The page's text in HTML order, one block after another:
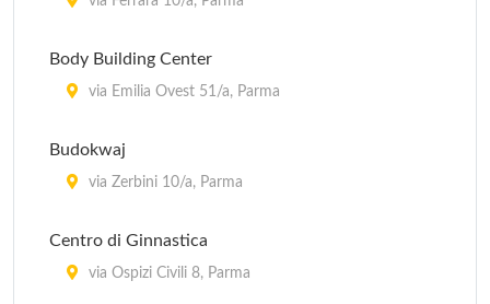
Body Building Center
via Emilia Ovest 51/a, Parma
Budokwaj
via Zerbini 10/a, Parma
Centro di Ginnastica
via Ospizi Civili 8, Parma